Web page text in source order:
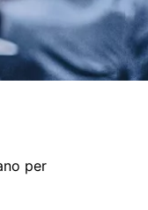
per